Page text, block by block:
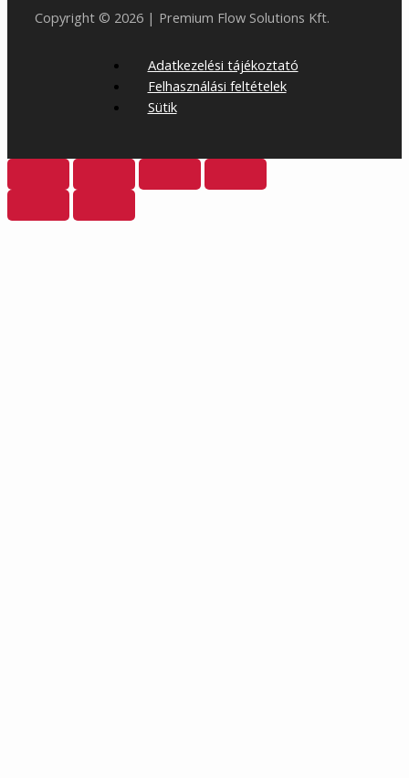
Copyright © 2026 | Premium Flow Solutions Kft.
Adatkezelési tájékoztató
Felhasználási feltételek
Sütik